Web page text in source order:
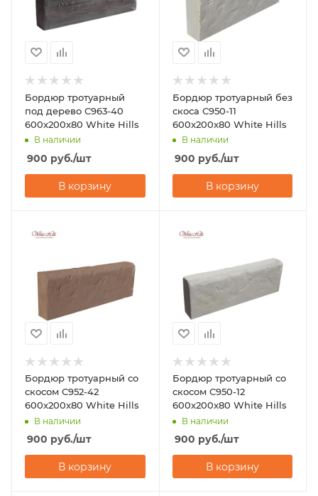
Бордюр тротуарный
под дерево С963-40
600x200x80 White Hills
В наличии
900 руб./шт
В корзину
Бордюр тротуарный без
скоса С950-11
600x200x80 White Hills
В наличии
900 руб./шт
В корзину
Бордюр тротуарный со
скосом С952-42
600x200x80 White Hills
В наличии
900 руб./шт
В корзину
Бордюр тротуарный со
скосом С950-12
600x200x80 White Hills
В наличии
900 руб./шт
В корзину